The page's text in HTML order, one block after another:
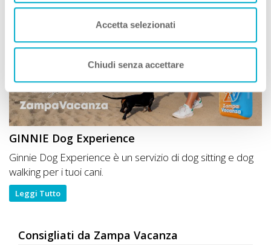
Accetta selezionati
Chiudi senza accettare
GINNIE Dog Experience
Ginnie Dog Experience è un servizio di dog sitting e dog
walking per i tuoi cani.
Leggi Tutto
Consigliati da Zampa Vacanza